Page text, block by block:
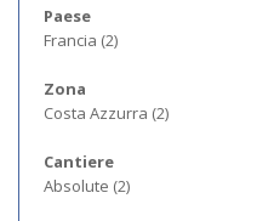
Paese
Francia (2)
Zona
Costa Azzurra (2)
Cantiere
Absolute (2)